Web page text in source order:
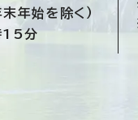
末年始を除く）
15分